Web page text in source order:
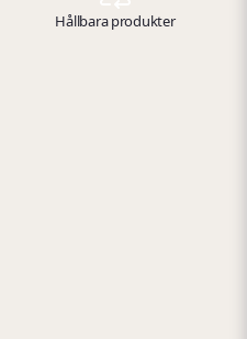
Hållbara produkter